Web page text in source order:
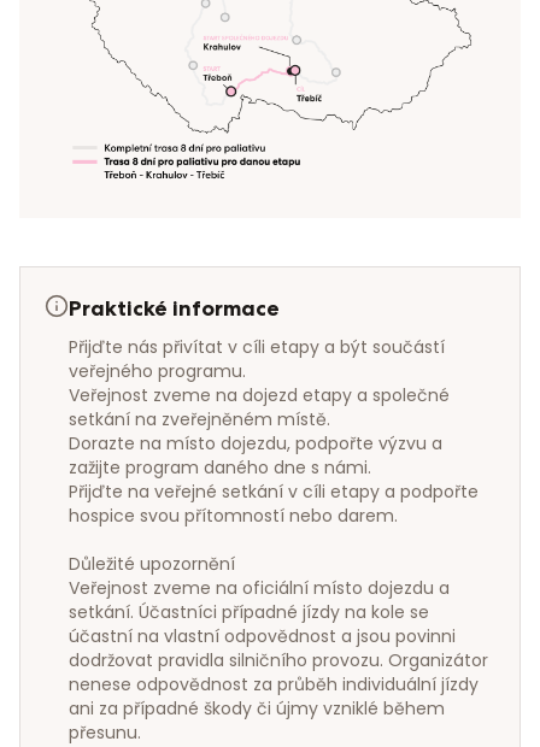
Praktické informace
Přijďte nás přivítat v cíli etapy a být součástí
veřejného programu.
Veřejnost zveme na dojezd etapy a společné
setkání na zveřejněném místě.
Dorazte na místo dojezdu, podpořte výzvu a
zažijte program daného dne s námi.
Přijďte na veřejné setkání v cíli etapy a podpořte
hospice svou přítomností nebo darem.
Důležité upozornění
Veřejnost zveme na oficiální místo dojezdu a
setkání. Účastníci případné jízdy na kole se
účastní na vlastní odpovědnost a jsou povinni
dodržovat pravidla silničního provozu. Organizátor
nenese odpovědnost za průběh individuální jízdy
ani za případné škody či újmy vzniklé během
přesunu.